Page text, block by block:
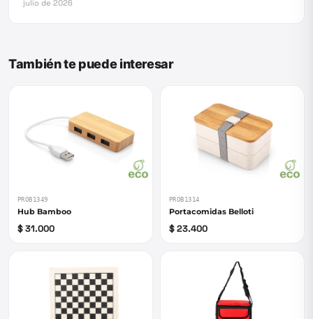
julio de 2026
También te puede interesar
PROB1349
Hub Bamboo
$ 31.000
PROB1314
Portacomidas Belloti
$ 23.400